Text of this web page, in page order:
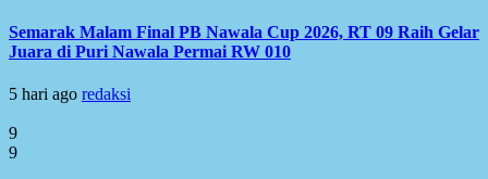
Semarak Malam Final PB Nawala Cup 2026, RT 09 Raih Gelar
Juara di Puri Nawala Permai RW 010
5 hari ago redaksi
9
9